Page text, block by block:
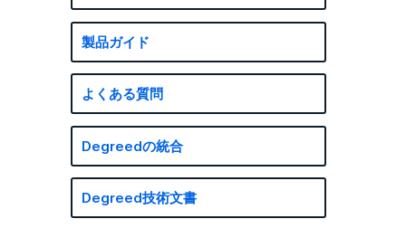
製品ガイド
よくある質問
Degreedの統合
Degreed技術文書